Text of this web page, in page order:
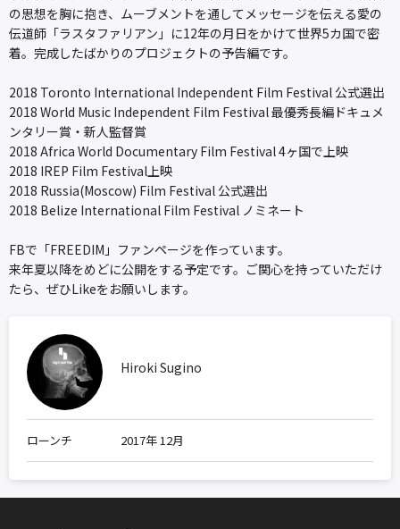
の思想を胸に抱き、ムーブメントを通してメッセージを伝える愛の
伝道師「ラスタファリアン」に12年の月日をかけて世界5カ国で密
着。完成したばかりのプロジェクトの予告編です。
2018 Toronto International Independent Film Festival 公式選出
2018 World Music Independent Film Festival 最優秀長編ドキュメ
ンタリー賞・新人監督賞
2018 Africa World Documentary Film Festival 4ヶ国で上映
2018 IREP Film Festival上映
2018 Russia(Moscow) Film Festival 公式選出
2018 Belize International Film Festival ノミネート
FBで「FREEDIM」ファンページを作っています。
来年夏以降をめどに公開をする予定です。ご関心を持っていただけ
たら、ぜひLikeをお願いします。
Hiroki Sugino
ローンチ 2017年 12月